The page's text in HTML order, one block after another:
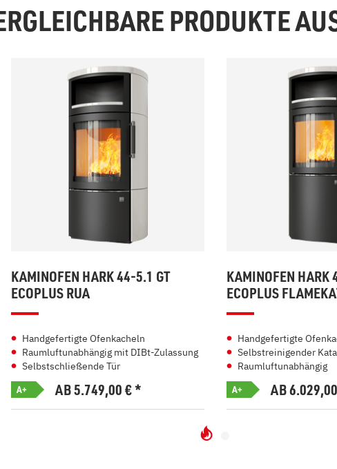
PRODUKTE
KAMINOFEN HARK 44-5.1 GT
ECOPLUS RUA
Handgefertigte Ofenkacheln
Raumluftunabhängig mit DIBt-Zulassung
Selbstschließende Tür
A+ AB 5.749,00€*
KAMINOFEN HARK
ECOPLUS
Handgefertigte
Selbstreinigender
Raumluftunabhängig
A+ AB 6.029,00